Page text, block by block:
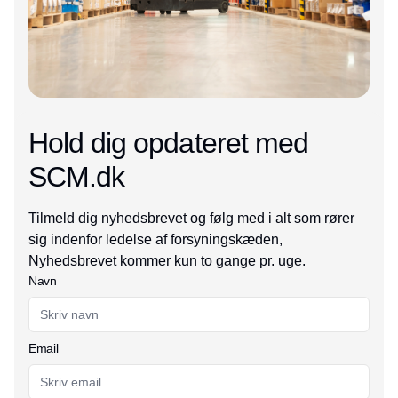
Hold dig opdateret med
SCM.dk
Tilmeld dig nyhedsbrevet og følg med i alt som rører
sig indenfor ledelse af forsyningskæden,
Nyhedsbrevet kommer kun to gange pr. uge.
Navn
Email